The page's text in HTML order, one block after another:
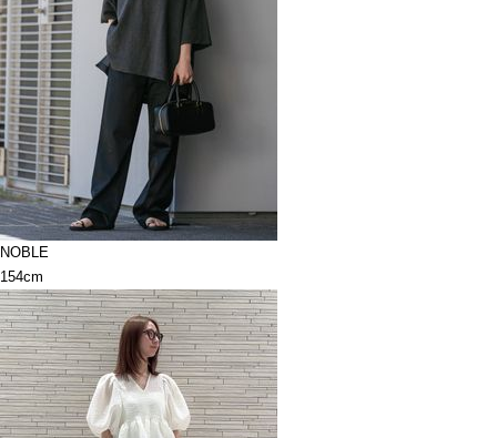
NOBLE
154cm